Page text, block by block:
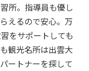
所。指導員も優し
えるので安心。万
をサポートしても
観光名所は出雲大
ートナーを探して